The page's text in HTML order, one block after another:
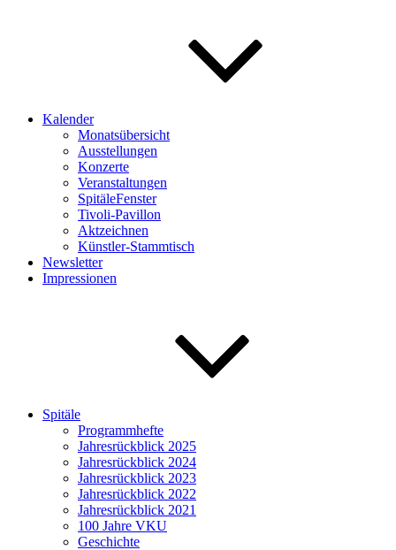
Kalender
Monatsübersicht
Ausstellungen
Konzerte
Veranstaltungen
SpitäleFenster
Tivoli-Pavillon
Aktzeichnen
Künstler-Stammtisch
Newsletter
Impressionen
Spitäle
Programmhefte
Jahresrückblick 2025
Jahresrückblick 2024
Jahresrückblick 2023
Jahresrückblick 2022
Jahresrückblick 2021
100 Jahre VKU
Geschichte